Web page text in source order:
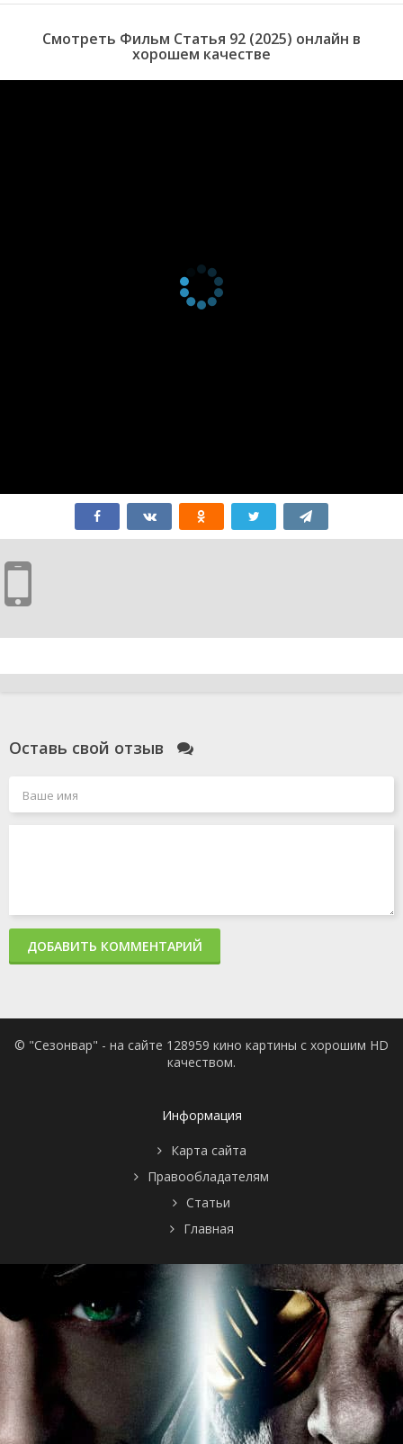
Смотреть Фильм Статья 92 (2025) онлайн в
хорошем качестве
Оставь свой отзыв
ДОБАВИТЬ КОММЕНТАРИЙ
© "Сезонвар" - на сайте 128959 кино картины с хорошим HD
качеством.
Информация
Карта сайта
Правообладателям
Статьи
Главная